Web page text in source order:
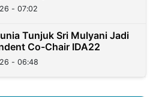
- 07:02
Tunjuk Sri Mulyani Jadi
Co-Chair IDA22
- 06:48